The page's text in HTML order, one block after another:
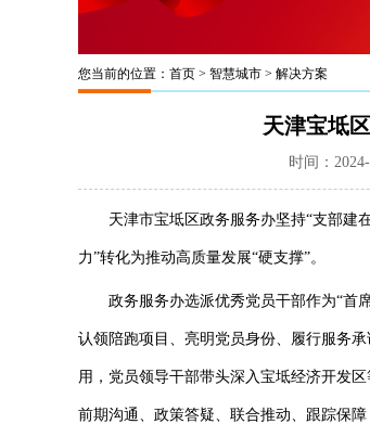
您当前的位置： 首页 > 智慧城市 > 解决方案
天津宝坻
时间：
天津市宝坻区政务服务办坚持“支部建在
力”转化为推动高质量发展“硬支撑”。
政务服务办选派优秀党员干部作为“首席
认领陪跑项目、亮明党员身份、履行服务
用，党员领导干部带头深入宝坻经济开发
前期沟通、政策答疑、联合推动、跟踪保